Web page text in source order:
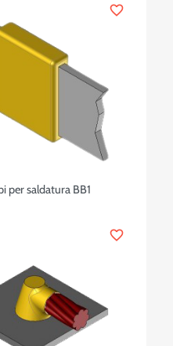
per saldatura BB1
favorite_border
favorite_border